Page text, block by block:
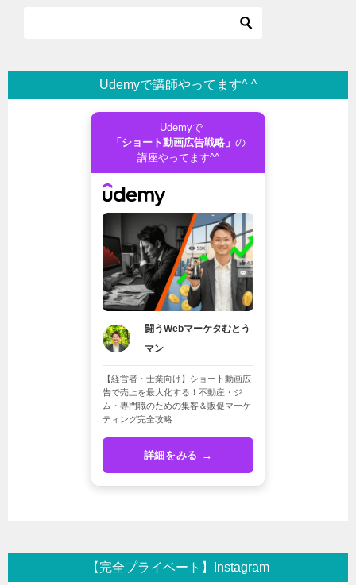
Udemyで講師やってます^ ^
Udemyで
「ショート動画広告戦略」 の
講座やってます^^
闘うWebマーケタむとう
マン
【経営者・士業向け】ショート動画広
告で売上を最大化する！不動産・ジ
ム・専門職のための集客＆販促マーケ
ティング完全攻略
詳細をみる →
【完全プライベート】Instagram